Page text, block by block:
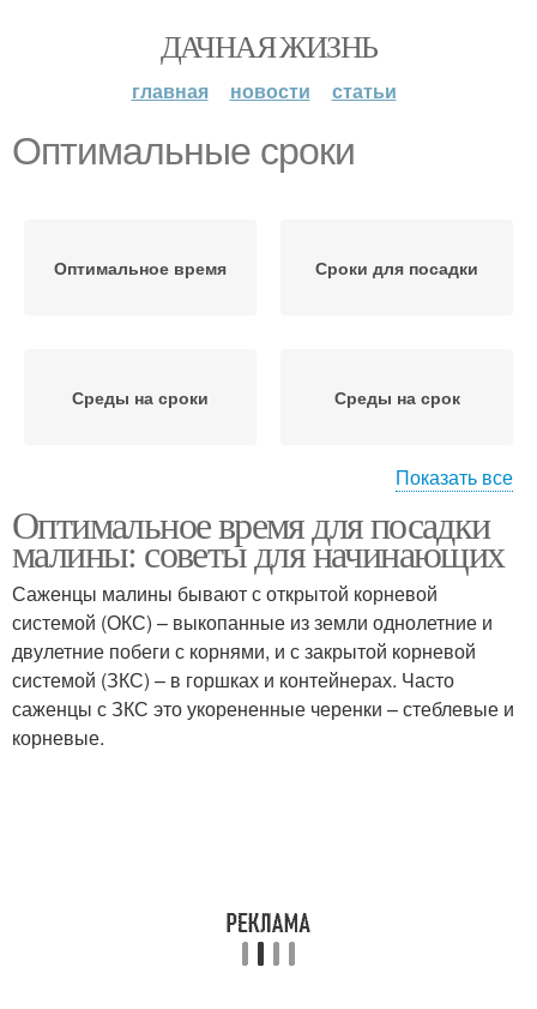
ДАЧНАЯ ЖИЗНЬ
главная новости статьи
Оптимальные сроки
Оптимальное время Сроки для посадки
Среды на сроки Среды на срок
Ранний срок Оптимальные условия
Сроки для летнего
черенкования
Сроки по регионам
Показать все
Оптимальное время для посадки
малины: советы для начинающих
Саженцы малины бывают с открытой корневой
системой (ОКС) – выкопанные из земли однолетние и
двулетние побеги с корнями, и с закрытой корневой
системой (ЗКС) – в горшках и контейнерах. Часто
саженцы с ЗКС это укорененные черенки – стеблевые и
корневые.